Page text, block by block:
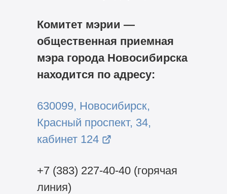
Комитет мэрии —
общественная приемная
мэра города Новосибирска
находится по адресу:
630099, Новосибирск,
Красный проспект, 34,
кабинет 124
+7 (383) 227-40-40(горячая
линия)